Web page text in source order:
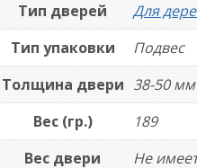
Тип дверей
Для
Тип упаковки
Подвес
Толщина двери 38-50 мм
Вес (гр.)
189
Вес двери
Не